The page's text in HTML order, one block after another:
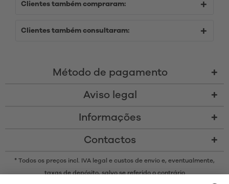
Clientes também compraram:
Clientes também consultaram:
Método de pagamento
Aviso legal
Informações
Contactos
* Todos os preços incl. IVA legal e custos de envio e, eventualmente,
taxas de depósito, salvo se referido o contrário